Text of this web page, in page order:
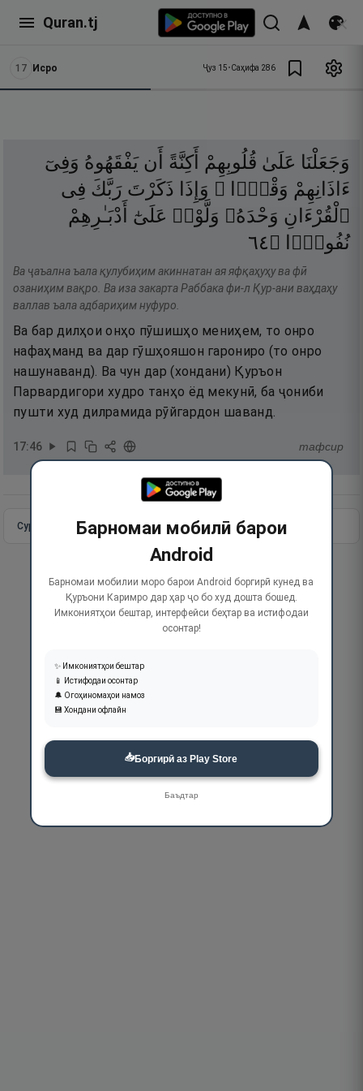
Quran.tj
17 Исро Ҷуз 15•Саҳифа 286
وَجَعَلْنَا عَلَىٰ قُلُوبِهِمْ أَكِنَّةً أَن يَفْقَهُوهُ وَفِىٓ
ءَاذَانِهِمْ وَقْرًۭا ۚ وَإِذَا ذَكَرْتَ رَبَّكَ فِى
ٱلْقُرْءَانِ وَحْدَهُۥ وَلَّوْا۟ عَلَىٰٓ أَدْبَـٰرِهِمْ
نُفُورًۭا
۝٤٦
Ва ҷаъална ъала қулубиҳим акиннатан ая яфқаҳуҳу ва фӣ
озаниҳим вақро. Ва иза закарта Раббака фи-л Қур-ани ваҳдаҳу
валлав ъала адбариҳим нуфуро.
Ва бар дилҳои онҳо пӯшишҳо мениҳем, то онро
нафаҳманд ва дар гӯшҳояшон гарониро (то онро
нашунаванд). Ва чун дар (хондани) Қуръон
Парвардигори худро танҳо ёд мекунӣ, ба ҷониби
пушти худ дилрамида рӯйгардон шаванд.
17:46 тафсир
Сураи пурра Идома додан
Барномаи мобилӣ барои
Android
Барномаи мобилии моро барои Android боргирӣ кунед ва
Қуръони Каримро дар ҳар ҷо бо худ дошта бошед.
Имкониятҳои бештар, интерфейси беҳтар ва истифодаи
осонтар!
✨ Имкониятҳои бештар
📱 Истифодаи осонтар
🔔 Огоҳиномаҳои намоз
💾 Хондани офлайн
📥Боргирӣ аз Play Store
Баъдтар